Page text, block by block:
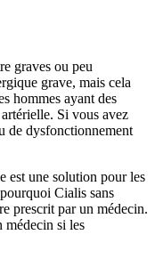
graves ou peu
grave, mais cela
hommes ayant des
Si vous avez
de dysfonctionnement
est une solution pour les
Cialis sans
prescrit par un médecin.
médecin si les